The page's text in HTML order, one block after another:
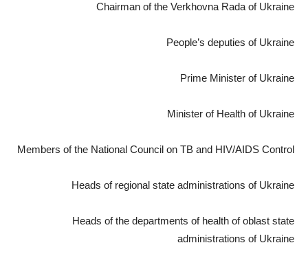
Chairman of the Verkhovna Rada of Ukraine
People’s deputies of Ukraine
Prime Minister of Ukraine
Minister of Health of Ukraine
Members of the National Council on TB and HIV/AIDS Control
Heads of regional state administrations of Ukraine
Heads of the departments of health of oblast state
administrations of Ukraine